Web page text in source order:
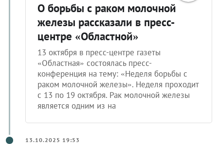
О борьбы с раком молочной
железы рассказали в пресс-
центре «Областной»
13 октября в пресс-центре газеты
«Областная» состоялась пресс-
конференция на тему: «Неделя борьбы с
раком молочной железы». Неделя проходит
с 13 по 19 октября. Рак молочной железы
является одним из на
13.10.2025 19:53